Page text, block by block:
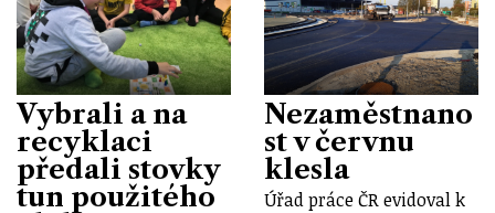
Vybrali a na
recyklaci
předali stovky
tun použitého
Nezaměstnano
st v červnu
klesla
Úřad práce ČR evidoval k